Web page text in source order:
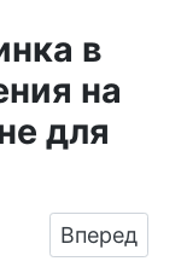
в
на
для
Вперед